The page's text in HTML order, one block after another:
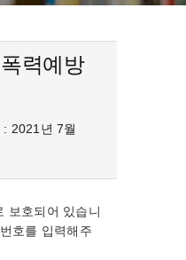
력예방
2021년 7월
보호되어 있습니
호를 입력해주